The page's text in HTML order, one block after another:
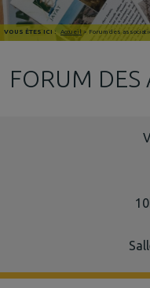
VOUS ÊTES ICI : Accueil > Forum des
FORUM DES